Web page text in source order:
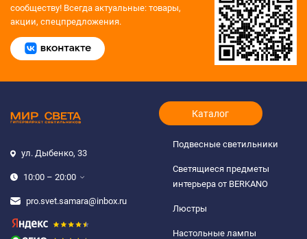
сообществу! Всегда актуальные: товары,
акции, спецпредложения.
ул. Дыбенко, 33
10:00 – 20:00
pro.svet.samara@inbox.ru
Каталог
Подвесные светильники
Светящиеся предметы
интерьера от BERKANO
Люстры
Настольные лампы